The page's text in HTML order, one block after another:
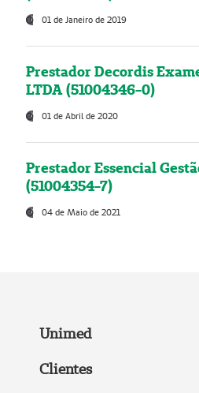
01 de Janeiro de 2019
Prestador Decordis
LTDA (51004346-0)
01 de Abril de 2020
Prestador Essencial
(51004354-7)
04 de Maio de 2021
Unimed
Clientes